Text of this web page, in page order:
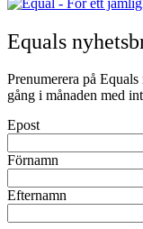
Equals
Prenumerera på
gång i månaden med
Epost
Förnamn
Efternamn